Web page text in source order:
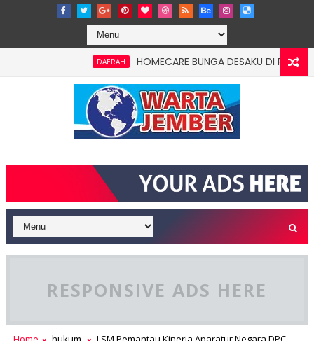
HOMECARE BUNGA DESAKU DI ROWOTAMTU:
RESPONSIVE ADS HERE